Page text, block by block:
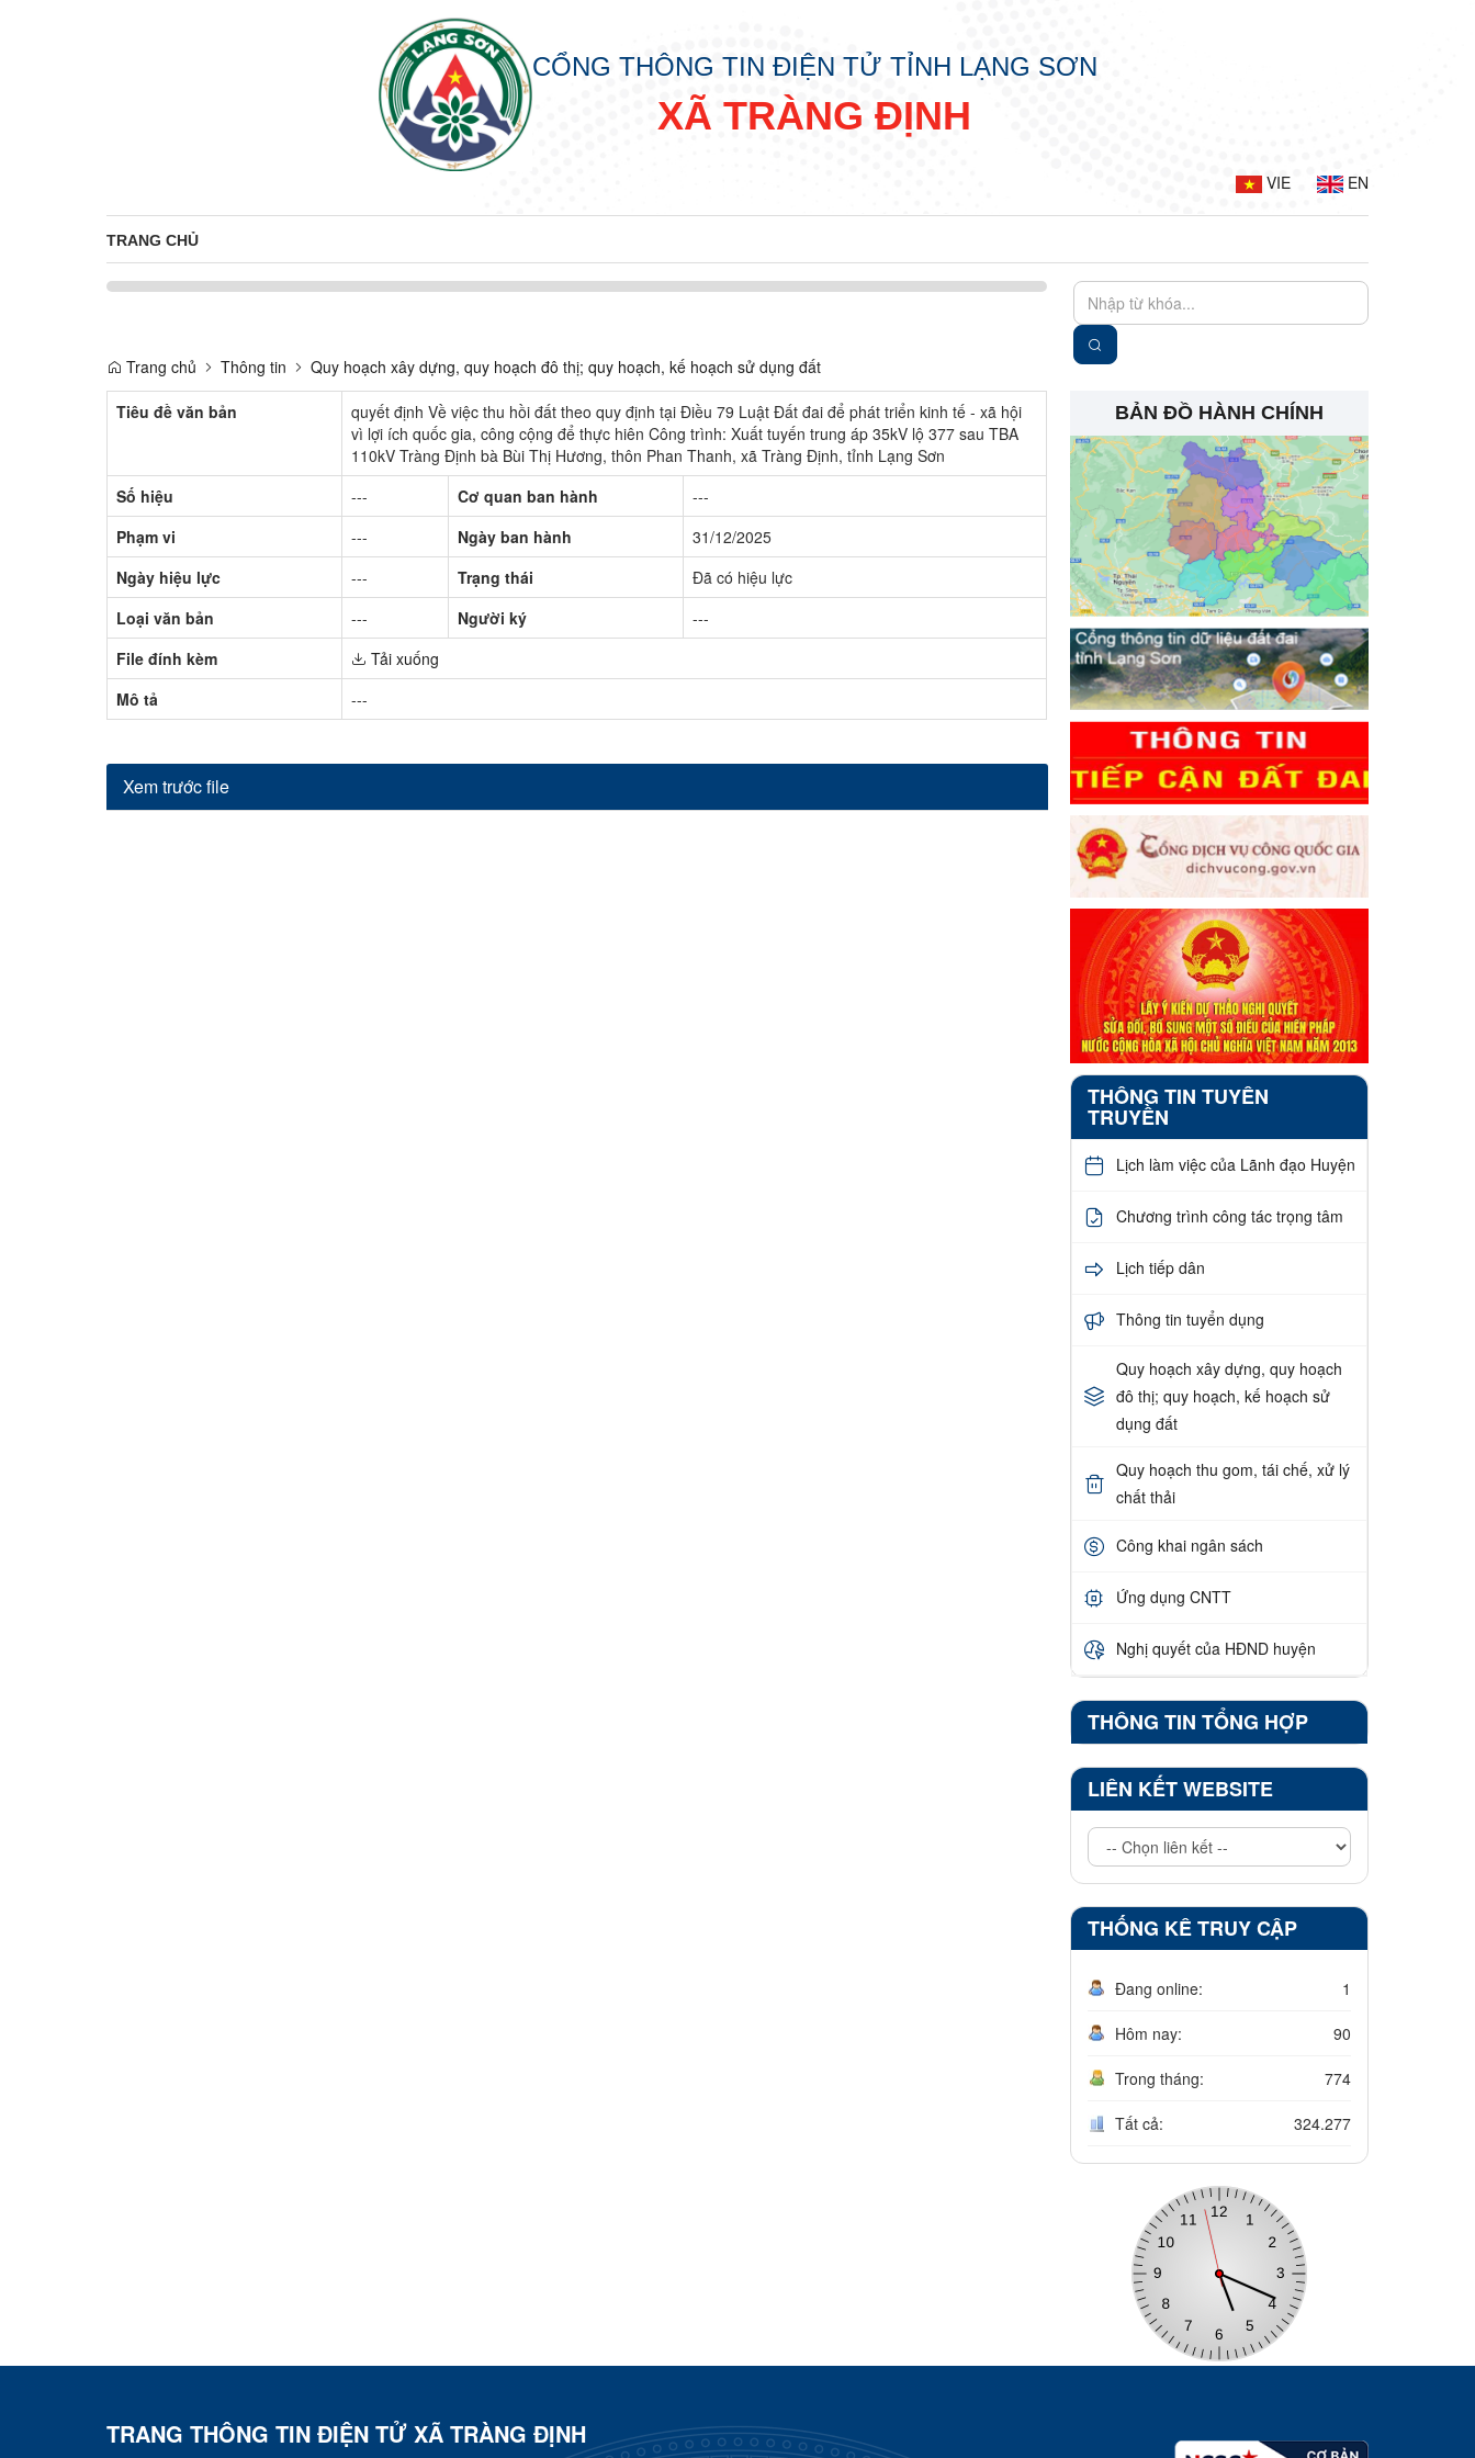
CỔNG THÔNG TIN ĐIỆN TỬ TỈNH LẠNG SƠN
XÃ TRÀNG ĐỊNH
VIE EN
TRANG CHỦ
Trang chủ Thông tin Quy hoạch xây dựng, quy hoạch đô thị; quy hoạch, kế hoạch sử dụng đất
Tiêu đề văn bản
quyết định Về việc thu hồi đất theo quy định tại Điều 79 Luật Đất đai để phát triển kinh tế - xã hội
vì lợi ích quốc gia, công cộng để thực hiên Công trình: Xuất tuyến trung áp 35kV lộ 377 sau TBA
110kV Tràng Định bà Bùi Thị Hương, thôn Phan Thanh, xã Tràng Định, tỉnh Lạng Sơn
Số hiệu
--- Cơ quan ban hành
---
Phạm vi
--- Ngày ban hành
31/12/2025
Ngày hiệu lực
--- Trạng thái
Đã có hiệu lực
Loại văn bản
--- Người ký
---
File đính kèm
Tải xuống
Mô tả
---
Xem trước file
BẢN ĐỒ HÀNH CHÍNH
THÔNG TIN TUYÊN
TRUYỀN
Lịch làm việc của Lãnh đạo Huyện
Chương trình công tác trọng tâm
Lịch tiếp dân
Thông tin tuyển dụng
Quy hoạch xây dựng, quy hoạch
đô thị; quy hoạch, kế hoạch sử
dụng đất
Quy hoạch thu gom, tái chế, xử lý
chất thải
Công khai ngân sách
Ứng dụng CNTT
Nghị quyết của HĐND huyện
THÔNG TIN TỔNG HỢP
LIÊN KẾT WEBSITE
THỐNG KÊ TRUY CẬP
Đang online: 1
Hôm nay: 90
Trong tháng: 774
Tất cả: 324.277
TRANG THÔNG TIN ĐIỆN TỬ XÃ TRÀNG ĐỊNH